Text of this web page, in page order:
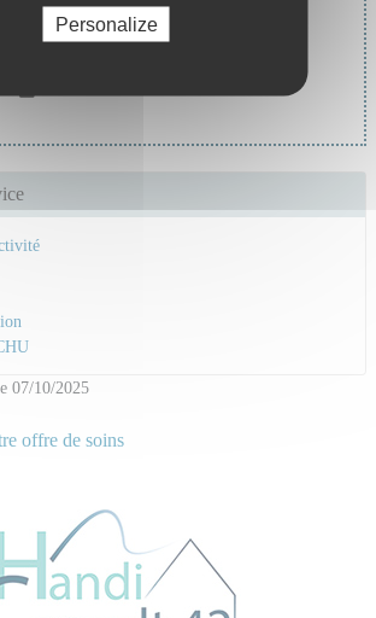
07/10/2025
offre de soins
Personalize